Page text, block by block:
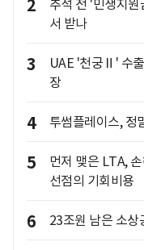
2
추석 전 '민생지
서 받나
3
UAE '천궁Ⅱ' 수
장
4 투썸플레이스, 정
5
먼저 맺은 LTA,
선점의 기회비용
6 23조원 남은 소